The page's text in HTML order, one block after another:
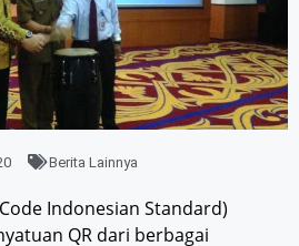
Berita Lainnya
Indonesian Standard)
QR dari berbagai